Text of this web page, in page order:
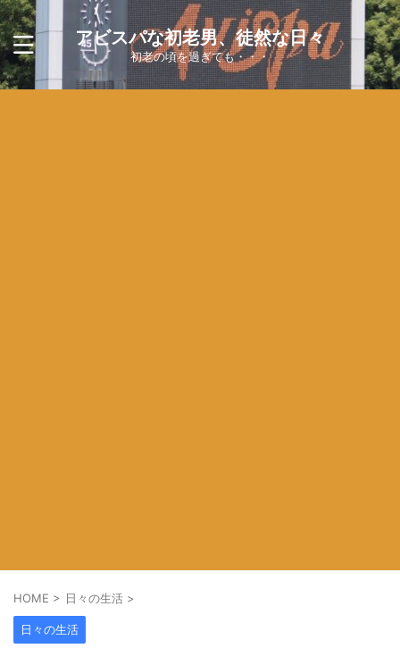
アビスパな初老男、徒然な日々
初老の頃を過ぎても・・・
HOME > 日々の生活 >
日々の生活